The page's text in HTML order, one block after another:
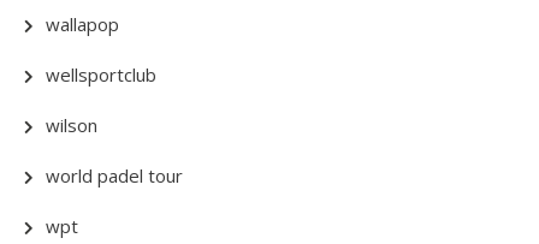
wallapop
wellsportclub
wilson
world padel tour
wpt